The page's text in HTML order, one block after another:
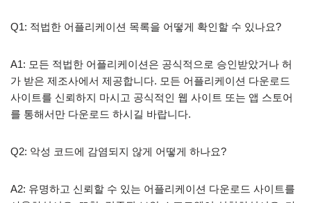
Q1: 적법한 어플리케이션 목록을 어떻게 확인할 수 있나요?
A1: 모든 적법한 어플리케이션은 공식적으로 승인받았거나 허
가 받은 제조사에서 제공합니다. 모든 어플리케이션 다운로드
사이트를 신뢰하지 마시고 공식적인 웹 사이트 또는 앱 스토어
를 통해서만 다운로드 하시길 바랍니다.
Q2: 악성 코드에 감염되지 않게 어떻게 하나요?
A2: 유명하고 신뢰할 수 있는 어플리케이션 다운로드 사이트를